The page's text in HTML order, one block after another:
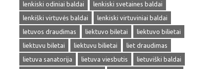
lenkiski odiniai baldai
lenkiski svetaines baldai
lenkiški virtuvės baldai
lenkiski virtuviniai baldai
letuvos draudimas
liektuvo biletai
liektuvo bilietai
liektuvu biletai
liektuvu bilietai
liet draudimas
lietuva sanatorija
lietuva viesbutis
lietuviški baldai